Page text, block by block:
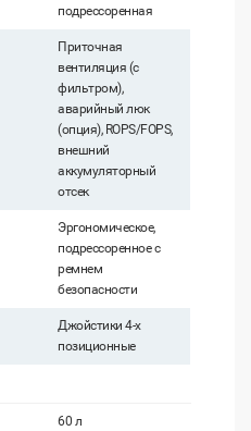
подрессоренная
Приточная
вентиляция (с
фильтром),
аварийный люк
(опция), ROPS/FOPS,
внешний
аккумуляторный
отсек
Эргономическое,
подрессоренное с
ремнем
безопасности
Джойстики 4-х
позиционные
60 л